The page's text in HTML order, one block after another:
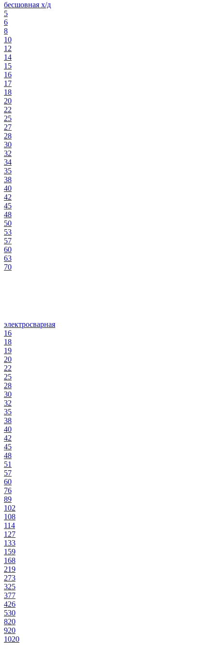
бесшовная х/д
5
6
8
10
12
14
15
16
17
18
20
22
25
27
28
30
32
34
35
38
40
42
45
48
50
53
57
60
63
70
электросварная
16
18
19
20
22
25
28
30
32
35
38
40
42
45
48
51
57
60
76
89
102
108
114
127
133
159
168
219
273
325
377
426
530
820
920
1020